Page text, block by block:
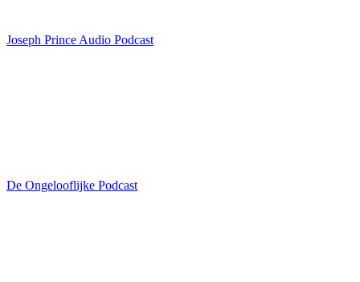
Joseph Prince Audio Podcast
De Ongelooflijke Podcast